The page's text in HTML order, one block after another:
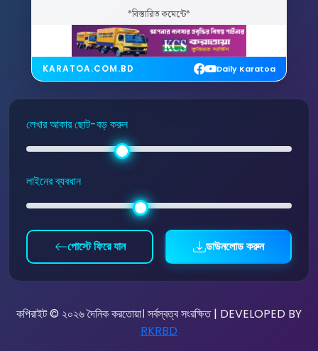
*বিস্তারিত কমেন্টে*
KARATOA.COM.BD Daily Karatoa
লেখার আকার ছোট-বড় করুন
লাইনের ব্যবধান
পোস্টে ফিরে যান ডাউনলোড করুন
কপিরাইট © ২০২৬ দৈনিক করতোয়া। সর্বস্বত্ব সংরক্ষিত | DEVELOPED BY
RKRBD